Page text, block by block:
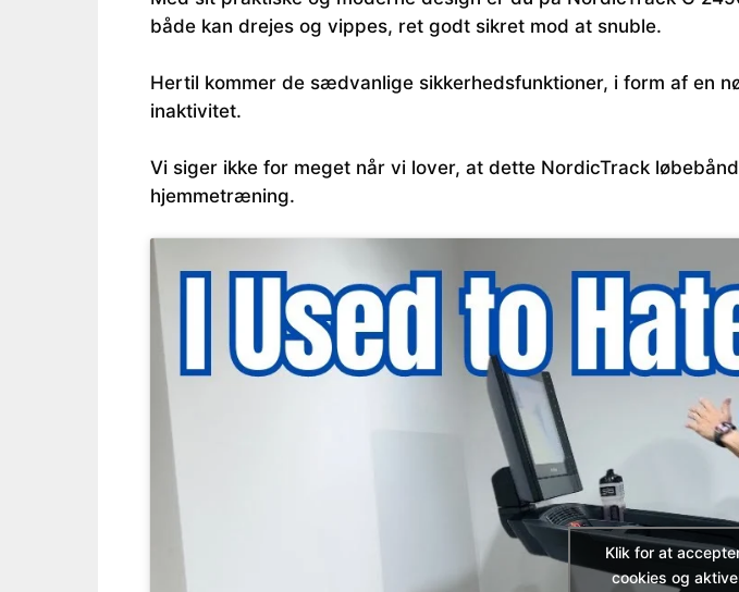
både kan drejes og vippes, ret godt sikret mod at snuble.
Hertil kommer de sædvanlige sikkerhedsfunktioner, i form af en
inaktivitet.
Vi siger ikke for meget når vi lover, at dette NordicTrack
hjemmetræning.
Klik for at
cookies og